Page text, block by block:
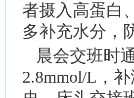
者摄入高蛋白
多补充水分，
晨会交班时
2.8mmol/L，